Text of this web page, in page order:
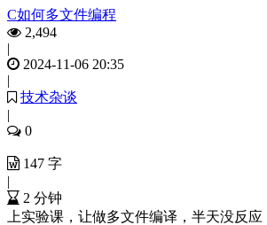
C如何多文件编程
2,494
|
2024-11-06 20:35
|
技术杂谈
|
0
147 字
|
2 分钟
上实验课，让做多文件编译，半天没反